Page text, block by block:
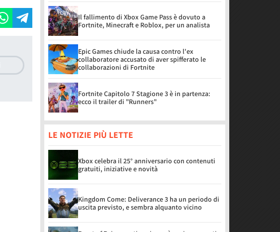
Il fallimento di Xbox Game Pass è dovuto a
Fortnite, Minecraft e Roblox, per un analista
Epic Games chiude la causa contro l'ex
collaboratore accusato di aver spifferato le
collaborazioni di Fortnite
Fortnite Capitolo 7 Stagione 3 è in partenza:
ecco il trailer di "Runners"
LE NOTIZIE PIÙ LETTE
Xbox celebra il 25° anniversario con contenuti
gratuiti, iniziative e novità
Kingdom Come: Deliverance 3 ha un periodo di
uscita previsto, e sembra alquanto vicino